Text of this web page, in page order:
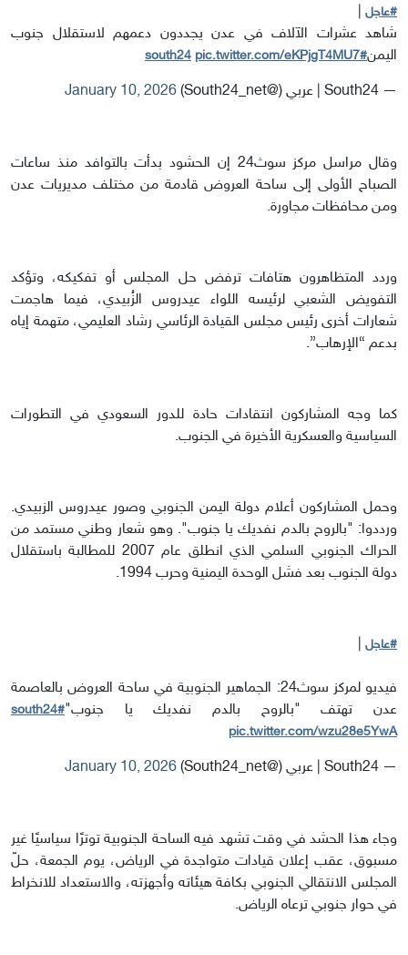
#عاجل
شاهد عشرات الآلاف في عدن يجددون دعمهم لاستقلال جنوب
اليمن#south24
pic.twitter.com/eKPjgT4MU7
— South24 | عربي (@South24_net) January 10, 2026
وقال مراسل مركز سوث24 إن الحشود بدأت بالتوافد منذ ساعات
الصباح الأولى إلى ساحة العروض قادمة من مختلف مديريات عدن
ومن محافظات مجاورة.
وردد المتظاهرون هتافات ترفض حل المجلس أو تفكيكه، وتؤكد
التفويض الشعبي لرئيسه اللواء عيدروس الزُبيدي، فيما هاجمت
شعارات أخرى رئيس مجلس القيادة الرئاسي رشاد العليمي، متهمة إياه
بدعم “الإرهاب”.
كما وجه المشاركون انتقادات حادة للدور السعودي في التطورات
السياسية والعسكرية الأخيرة في الجنوب.
وحمل المشاركون أعلام دولة اليمن الجنوبي وصور عيدروس الزبيدي.
ورددوا: "بالروح بالدم نفديك يا جنوب". وهو شعار وطني مستمد من
الحراك الجنوبي السلمي الذي انطلق عام 2007 للمطالبة باستقلال
دولة الجنوب بعد فشل الوحدة اليمنية وحرب 1994.
#عاجل
فيديو لمركز سوث24: الجماهير الجنوبية في ساحة العروض بالعاصمة
عدن تهتف "بالروح بالدم نفديك يا جنوب"#south24
pic.twitter.com/wzu28e5YwA
— South24 | عربي (@South24_net) January 10, 2026
وجاء هذا الحشد في وقت تشهد فيه الساحة الجنوبية توترًا سياسيًا غير
مسبوق، عقب إعلان قيادات متواجدة في الرياض، يوم الجمعة، حلّ
المجلس الانتقالي الجنوبي بكافة هيئاته وأجهزته، والاستعداد للانخراط
في حوار جنوبي ترعاه الرياض.